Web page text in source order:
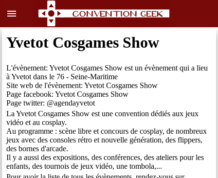
menu
Yvetot Cosgames Show
L'évènement: Yvetot Cosgames Show est un évènement qui a lieu
à Yvetot dans le 76 - Seine-Maritime
Site web de l'évènement: Yvetot Cosgames Show
Page facebook: Yvetot Cosgames Show
Page twitter: @agendayvetot
La Yvetot Cosgames Show est une convention dédiés aux jeux
vidéo et au cosplay.
Au programme : scène libre et concours de cosplay, de nombreux
jeux avec des consoles rétro et nouvelle génération, des flippers,
des bornes d'arcade.
Il y a aussi des expositions, des conférences, des ateliers pour les
enfants, des tournois de jeux vidéo, une tombola,...